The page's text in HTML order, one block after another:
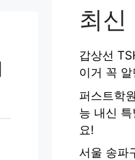
최신
갑상선
이거 꼭
퍼스트학
능 내신
요!
서울 송파